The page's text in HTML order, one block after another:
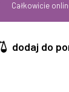
Całkowicie
dodaj do